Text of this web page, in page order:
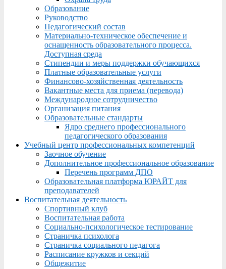
Образование
Руководство
Педагогический состав
Материально-техническое обеспечение и
оснащенность образовательного процесса.
Доступная среда
Стипендии и меры поддержки обучающихся
Платные образовательные услуги
Финансово-хозяйственная деятельность
Вакантные места для приема (перевода)
Международное сотрудничество
Организация питания
Образовательные стандарты
Ядро среднего профессионального
педагогического образования
Учебный центр профессиональных компетенций
Заочное обучение
Дополнительное профессиональное образование
Перечень программ ДПО
Образовательная платформа ЮРАЙТ для
преподавателей
Воспитательная деятельность
Спортивный клуб
Воспитательная работа
Социально-психологическое тестирование
Страничка психолога
Страничка социального педагога
Расписание кружков и секций
Общежитие